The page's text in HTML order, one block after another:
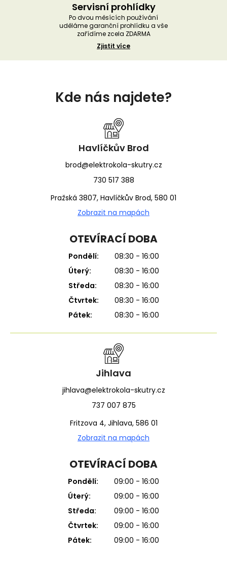
Servisní prohlídky
Po dvou měsících používání
uděláme garanční prohlídku a vše
zařídíme zcela ZDARMA
Zjistit více
Kde nás najdete?
Havlíčkův Brod
brod@elektrokola-skutry.cz
730 517 388
Pražská 3807, Havlíčkův Brod, 580 01
Zobrazit na mapách
OTEVÍRACÍ DOBA
Pondělí:
08:30 - 16:00
Úterý:
08:30 - 16:00
Středa:
08:30 - 16:00
Čtvrtek:
08:30 - 16:00
Pátek:
08:30 - 16:00
Jihlava
jihlava@elektrokola-skutry.cz
737 007 875
Fritzova 4, Jihlava, 586 01
Zobrazit na mapách
OTEVÍRACÍ DOBA
Pondělí:
09:00 - 16:00
Úterý:
09:00 - 16:00
Středa:
09:00 - 16:00
Čtvrtek:
09:00 - 16:00
Pátek:
09:00 - 16:00